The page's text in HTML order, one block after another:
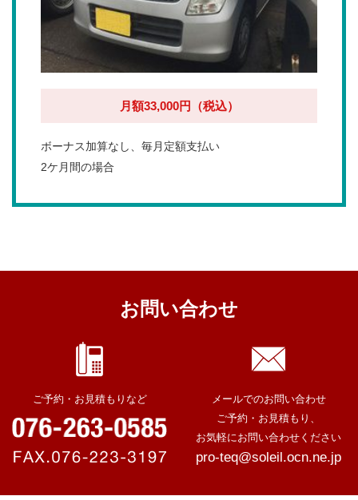
月額33,000円（税込）
ボーナス加算なし、毎月定額支払い
2ケ月間の場合
お問い合わせ
ご予約・お見積もりなど
メールでのお問い合わせ
ご予約・お見積もり、
お気軽にお問い合わせください
pro-teq@soleil.ocn.ne.jp